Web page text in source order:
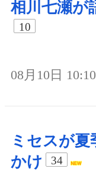
相川七瀬が
10
08月10日 10:10
ミセスが夏
かけ
34